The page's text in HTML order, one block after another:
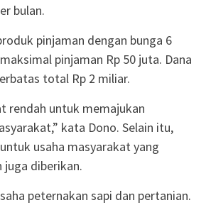
bulan.
pinjaman dengan bunga 6
pinjaman Rp 50 juta. Dana
total Rp 2 miliar.
rendah untuk memajukan
kata Dono. Selain itu,
usaha masyarakat yang
diberikan.
peternakan sapi dan pertanian.